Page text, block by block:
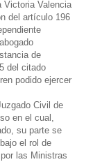
Victoria Valencia
del artículo 196
de
del citado
podido ejercer
Civil de
en el cual,
su parte se
el rol de
las Ministras